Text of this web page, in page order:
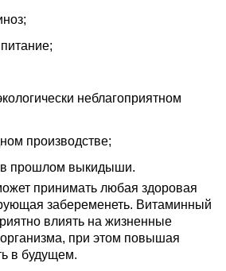
неблагоприятном
производстве;
прошлом выкидыши.
принимать любая здоровая
забеременеть. Витаминный
влиять на жизненные
при этом повышая
в будущем.